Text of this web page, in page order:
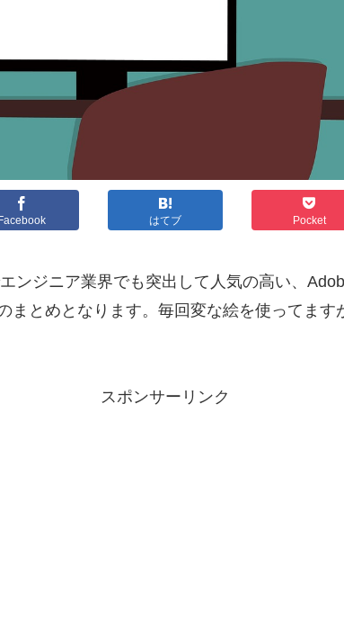
はてブ Pocket
ンジニア業界でも突出して人気の高い、
まとめとなります。毎回変な絵を使ってます
スポンサーリンク